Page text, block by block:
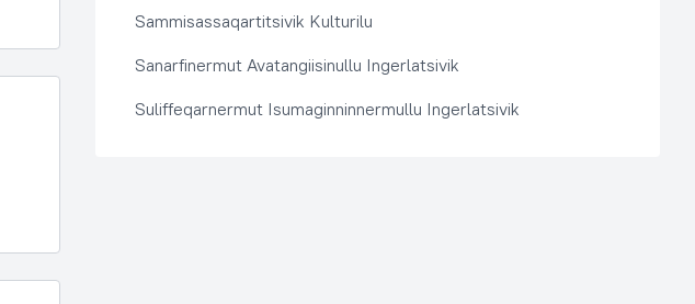
Sammisassaqartitsivik Kulturilu
Sanarfinermut Avatangiisinullu Ingerlatsivik
Suliffeqarnermut Isumaginninnermullu Ingerlatsivik